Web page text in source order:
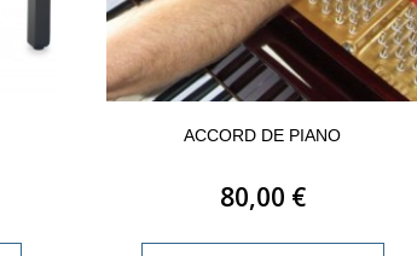
ACCORD DE PIANO
80,00 €